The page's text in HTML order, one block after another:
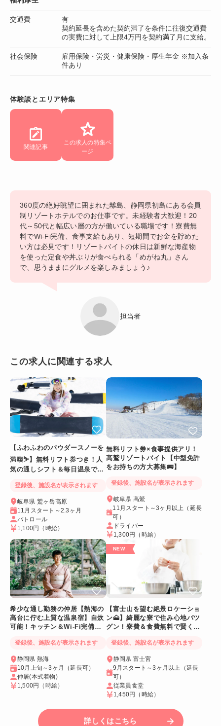
交通費
有
契約延長を含めた契約満了を条件に往復交通費
の実費に対して上限4万円を契約満了月に支給。
社会保険
雇用保険・労災・健康保険・厚生年金 ※加入条
件あり
体験談とエリア特集
関連記事
この求人の特集ペ
ージ
360度の絶好眺望に囲まれた離島、静岡県初島にある会員
制リゾートホテルでのお仕事です。未経験者大歓迎！20
代～50代と幅広い層の方が働いている職場です！寮費無
料でWi-Fi完備、食事支給もあり、短期間でお金を貯めた
い方は必見です！リゾートバイトの休日は新鮮な海産物
を使った定食や丼ぶりが食べられる「めがね丸」さん
で、思うままにグルメを楽しみましょう♪
担当者
この求人に関連する求人
【ふわふわのパウダースノーを
満喫⛷️】無料リフト券つき！人
気の通しシフト＆毎日温泉でリ
登録後、施設名が表示されます
岐阜県 鷲ヶ岳高原
11月スタート～2.3ヶ月
パトロール
1,100円 （時給）
無料リフト券×食事提供アリ！
高鷲リゾートバイト【中型免許
をお持ちの方大募集🚌】
登録後、施設名が表示されます
岐阜県 高鷲
11月スタート～3ヶ月以上（延長
可）
ドライバー
1,300円 （時給）
希少な通し勤務の仲居【熱海の
高台に佇む上質な温泉宿】自炊
可能！キッチン＆Wi-Fi完備！
登録後、施設名が表示されます
静岡県 熱海
10月上旬～3ヶ月（延長可）
仲居(本式着物)
1,500円
（時給）
【富士山を望む絶景ロケーショ
ン🗻】綺麗な寮で住み心地バツ
グン！寮費＆食費無料で賢く稼
登録後、施設名が表示されます
静岡県 富士宮
9月スタート～3ヶ月以上（延長
可）
従業員食堂
1,450円
（時給）
詳しくはこちら